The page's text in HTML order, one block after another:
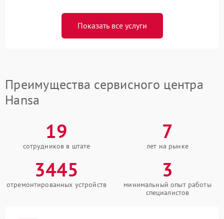
Показать все услуги
Преимущества сервисного центра
Hansa
19
сотрудников в штате
7
лет на рынке
3445
отремонтированных устройств
3
минимальный опыт работы
специалистов